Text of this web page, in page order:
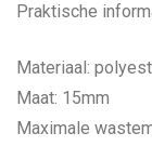
Praktische
Materiaal:
Maat: 15mm
Maximale